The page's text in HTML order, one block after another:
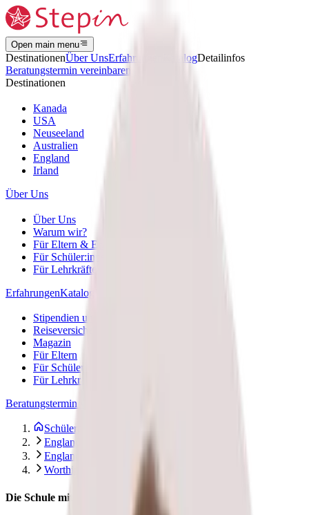
Open main menu
DestinationenÜber UnsErfahrungen KatalogDetailinfos
Beratungstermin vereinbaren
Destinationen
Kanada
USA
Neuseeland
Australien
England
Irland
Über Uns
Über Uns
Warum wir?
Für Eltern & Erziehungsberechtigte
Für Schüler:innen
Für Lehrkräfte
ErfahrungenKatalog
Stipendien und Finanzierung
Reiseversicherung
Magazin
Für Eltern
Für Schüler:innen
Für Lehrkräfte
Beratungstermin vereinbaren
Schüleraustausch Stepin
England
England Select
Worthing College
Die Schule mit 18 Hektar Parklandschaft